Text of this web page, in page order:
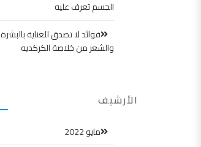
الجسم تعرف عليه
فوائد لا تصدق للعناية بالبشرة
والشعر من خلاصة الكركديه
الأرشيف
مايو 2022